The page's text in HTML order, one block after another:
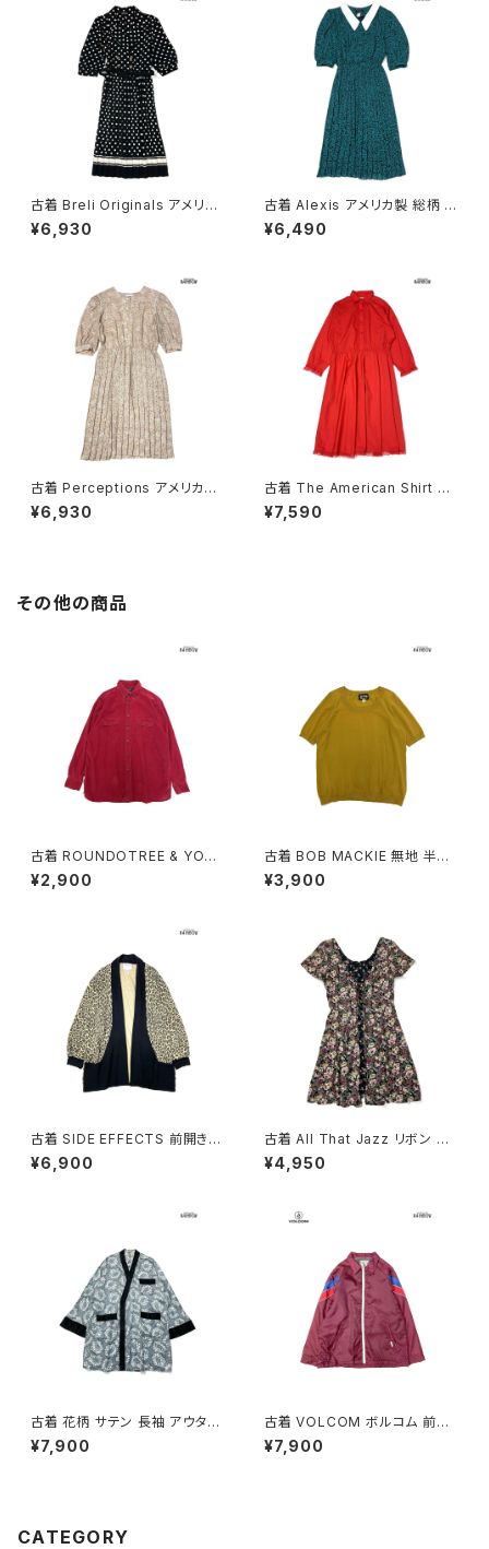
古着 Breli Originals アメリカ
製 ドット柄 ロング丈 長袖 プリ
ーツ ワンピース 黒 (otu26030
¥6,930
古着 Alexis アメリカ製 総柄 ロ
ング丈 長袖 プリーツ ワンピー
ス 緑 (otu2603020)
¥6,490
古着 Perceptions アメリカ製
総柄 ロング丈 長袖 プリーツ ワ
ンピース ピンク ベージュ (otu
¥6,930
古着 The American Shirt Dr
ess アメリカ製 レース 無地 コ
ットン ロング丈 長袖 ワンピース
¥7,590
その他の商品
古着 ROUNDOTREE & YORK
E ラウンドツリーアンドヨーク
前開き 無地 コーデュロイ 長袖
¥2,900
古着 BOB MACKIE 無地 半袖
ニット マスタード 黄 (ttu25090
76)
¥3,900
古着 SIDE EFFECTS 前開き
総柄 レオパード柄 長袖 ニット
アウター ベージュ (ttu250905
¥6,900
古着 All That Jazz リボン 花
柄 ミニ丈 半袖 ワンピース 黒
(oa2607076)
¥4,950
古着 花柄 サテン 長袖 アウター
羽織り 水色 (ttu2501122)
¥7,900
古着 VOLCOM ボルコム 前開
き 無地 ブランドロゴ 刺繍 ナイ
ロン100％ 長袖 アウター ライト
¥7,900
CATEGORY